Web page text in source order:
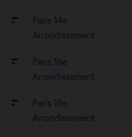
Paris 14e
Arrondissement
Paris 16e
Arrondissement
Paris 18e
Arrondissement